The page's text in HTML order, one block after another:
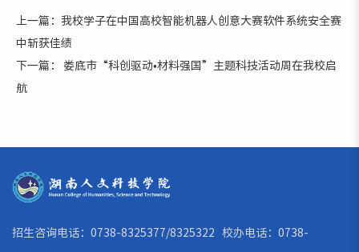
上一篇：我校学子在中国高校智能机器人创意大赛软件系统安全赛
中斩获佳绩
下一篇： 娄底市“科创驱动•材料强国”主题科技活动周在我校启
航
招生咨询电话：0738-8325377/8325322 校办电话：0738-